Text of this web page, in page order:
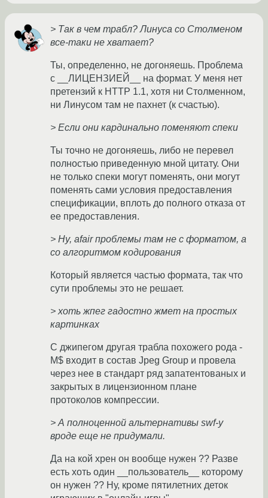
> Так в чем трабл? Линуса со Столменом
все-таки не хватает?
Ты, определенно, не догоняешь. Проблема
с __ЛИЦЕНЗИЕЙ__ на формат. У меня нет
претензий к HTTP 1.1, хотя ни Столменном,
ни Линусом там не пахнет (к счастью).
> Если они кардинально поменяют спеки
Ты точно не догоняешь, либо не перевел
полностью приведенную мной цитату. Они
не только спеки могут поменять, они могут
поменять сами условия предоставления
спецификации, вплоть до полного отказа от
ее предоставления.
> Ну, afair проблемы там не с форматом, а
со алгоритмом кодирования
Который является частью формата, так что
сути проблемы это не решает.
> хоть жпег гадостно жмет на простых
картинках
С джипегом другая трабла похожего рода -
M$ входит в состав Jpeg Group и провела
через нее в стандарт ряд запатентованых и
закрытых в лицензионном плане
протоколов компрессии.
> А полноценной альтернативы swf-у
вроде еще не придумали.
Да на кой хрен он вообще нужен ?? Разве
есть хоть один __пользователь__ которому
он нужен ?? Ну, кроме пятилетних деток